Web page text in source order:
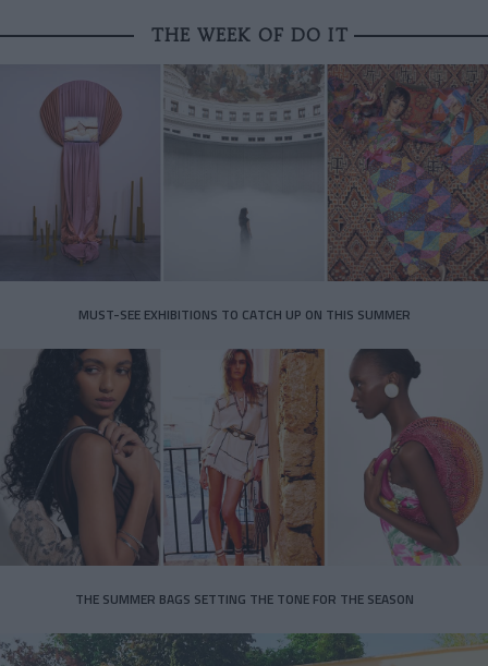
THE WEEK OF DO IT
MUST-SEE EXHIBITIONS TO CATCH UP ON THIS SUMMER
THE SUMMER BAGS SETTING THE TONE FOR THE SEASON